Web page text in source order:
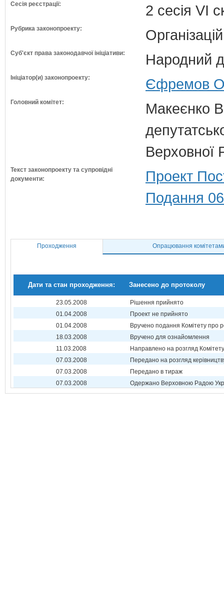
Сесія реєстрації: 2 сесія VI
Рубрика законопроекту:
Суб'єкт права законодавчої ініціативи: Народний
Ініціатор(и) законопроекту: Єфремов
Головний комітет:
Макеєнко
Верховної
Текст законопроекту та супровідні
документи:
Проект
Подання
Проходження Опрацювання
Дати та стан проходження: Занесено до протоколу
23.05.2008
Рішення прийнято
01.04.2008
Проект не прийнято
01.04.2008
Вручено подання Комітету про
18.03.2008
Вручено для ознайомлення
11.03.2008
Направлено на розгляд Комітету
07.03.2008
Передано на розгляд
07.03.2008
Передано в тираж
07.03.2008
Одержано Верховною Радою